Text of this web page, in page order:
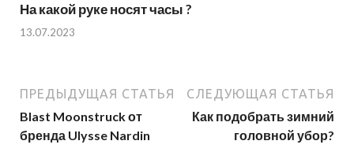
На какой руке носят часы ?
13.07.2023
ПРЕДЫДУЩАЯ СТАТЬЯ
Blast Moonstruck от
бренда Ulysse Nardin
СЛЕДУЮЩАЯ СТАТЬЯ
Как подобрать зимний
головной убор?